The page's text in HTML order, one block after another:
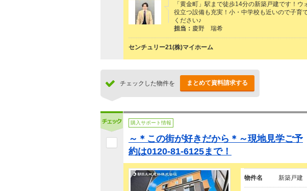
「黄金町」駅まで徒歩14分の新築戸建です！
役立つ設備も充実！小・中学校も近いので子育
ください♪
担当： 慶野 瑞希
センチュリー21(株)マイホーム
チェックした物件を まとめて資料請求する
購入サポート情報
～＊この街が好きだから＊～現地見学ご予
約は0120-81-6125まで！
物件名 新築戸建